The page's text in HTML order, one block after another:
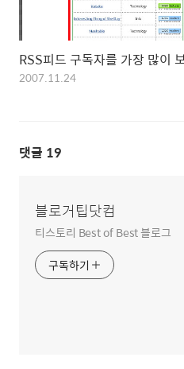
RSS피드 구독자를 가장 많이
2007.11.24
댓글 19
블로거팁닷컴
티스토리 Best of Best 블로그
구독하기